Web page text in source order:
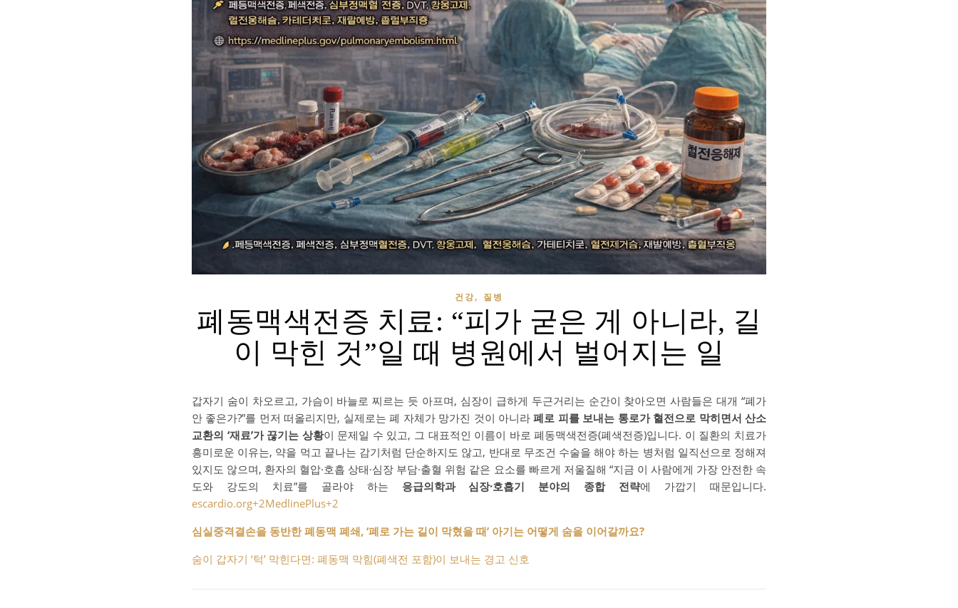
건강, 질병
폐동맥색전증 치료: “피가 굳은 게 아니라, 길
이 막힌 것”일 때 병원에서 벌어지는 일
갑자기 숨이 차오르고, 가슴이 바늘로 찌르는 듯 아프며, 심장이 급하게 두근거리는 순간이 찾아오면 사람들은 대개 “폐가
안 좋은가?”를 먼저 떠올리지만, 실제로는 폐 자체가 망가진 것이 아니라폐로 피를 보내는 통로가 혈전으로 막히면서 산소
교환의 ‘재료’가 끊기는 상황이 문제일 수 있고, 그 대표적인 이름이 바로 폐동맥색전증(폐색전증)입니다. 이 질환의 치료가
흥미로운 이유는, 약을 먹고 끝나는 감기처럼 단순하지도 않고, 반대로 무조건 수술을 해야 하는 병처럼 일직선으로 정해져
있지도 않으며, 환자의 혈압·호흡 상태·심장 부담·출혈 위험 같은 요소를 빠르게 저울질해 “지금 이 사람에게 가장 안전한 속
도와 강도의 치료”를 골라야 하는 응급의학과 심장·호흡기 분야의 종합 전략에 가깝기 때문입니다.
escardio.org+2MedlinePlus+2
심실중격결손을 동반한 폐동맥 폐쇄, ‘폐로 가는 길이 막혔을 때’ 아기는 어떻게 숨을 이어갈까요?
숨이 갑자기 ‘턱’ 막힌다면: 폐동맥 막힘(폐색전 포함)이 보내는 경고 신호